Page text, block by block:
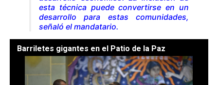
esta técnica puede convertirse en un
desarrollo para estas comunidades,
señaló el mandatario.
Barriletes gigantes en el Patio de la Paz